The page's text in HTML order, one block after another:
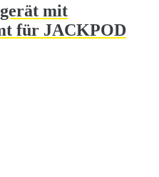
mit
für JACKPOD